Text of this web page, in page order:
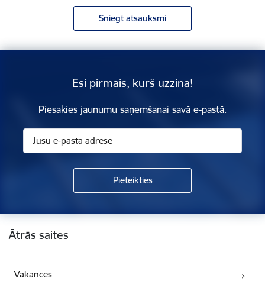
Sniegt atsauksmi
Esi pirmais, kurš uzzina!
Piesakies jaunumu saņemšanai savā e-pastā.
Kājene
Ātrās saites
Vakances